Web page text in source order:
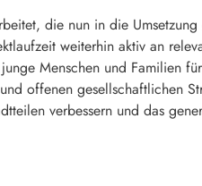
die nun in die
weiterhin aktiv an
Menschen und Familien
offenen gesellschaftlichen
verbessern und das